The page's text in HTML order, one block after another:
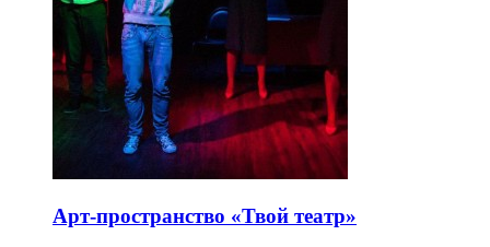
Арт-пространство «Твой театр»